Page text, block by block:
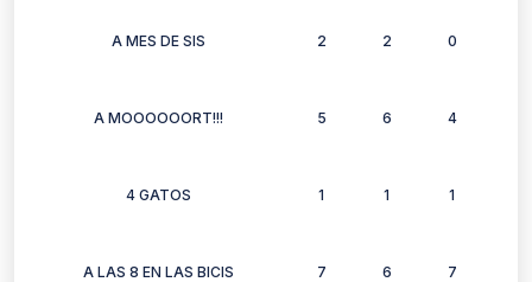
A MES DE SIS 2 2 0
A MOOOOOORT!!! 5 6 4
4 GATOS 1 1 1
A LAS 8 EN LAS BICIS 7 6 7